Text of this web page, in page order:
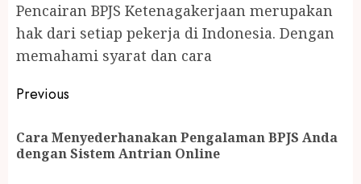
Pencairan BPJS Ketenagakerjaan merupakan
hak dari setiap pekerja di Indonesia. Dengan
memahami syarat dan cara
Continue
Reading
Previous
Cara Menyederhanakan Pengalaman BPJS Anda
dengan Sistem Antrian Online